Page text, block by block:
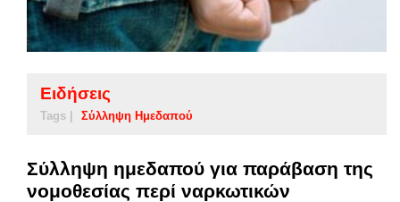
Ειδήσεις
Tags | Σύλληψη Ημεδαπού
Σύλληψη ημεδαπού για παράβαση της
νομοθεσίας περί ναρκωτικών